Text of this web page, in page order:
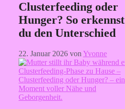
Clusterfeeding oder
Hunger? So erkennst
du den Unterschied
22. Januar 2026 von Yvonne